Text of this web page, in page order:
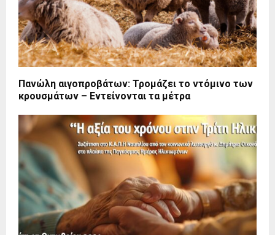
Πανώλη αιγοπροβάτων: Τρομάζει το ντόμινο των
κρουσμάτων – Εντείνονται τα μέτρα